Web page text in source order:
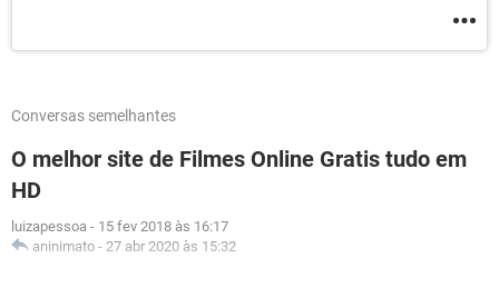
Conversas semelhantes
O melhor site de Filmes Online Gratis tudo em
HD
luizapessoa - 15 fev 2018 às 16:17
aninimato - 27 abr 2020 às 15:32